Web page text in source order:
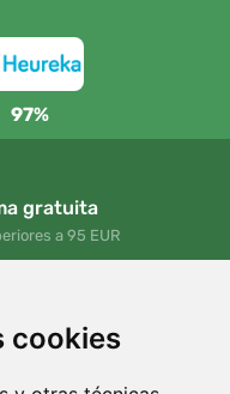
cookies
97%
gratuita
a 95 EUR
en cualquier momento